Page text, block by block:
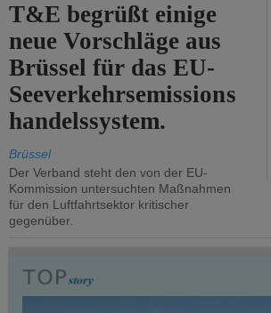
T&E begrüßt einige
neue Vorschläge aus
Brüssel für das EU-
Seeverkehrsemissions
handelssystem.
Brüssel
Der Verband steht den von der EU-
Kommission untersuchten Maßnahmen
für den Luftfahrtsektor kritischer
gegenüber.